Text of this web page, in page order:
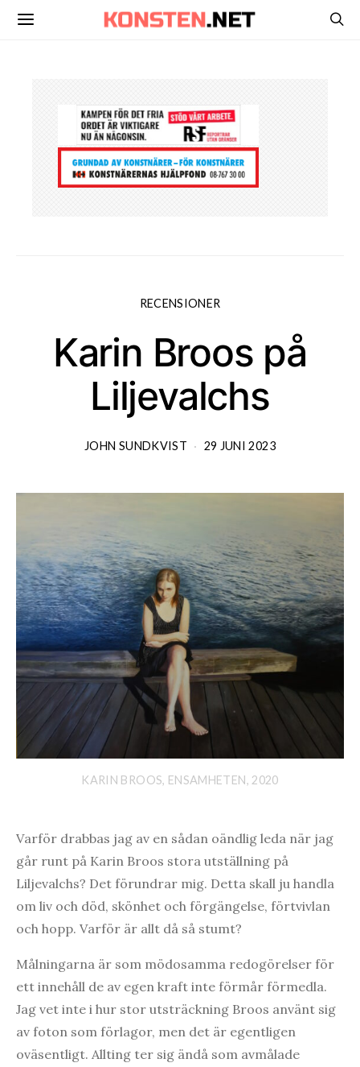
RECENSIONER
Karin Broos på
Liljevalchs
JOHN SUNDKVIST 29 JUNI 2023
KARIN BROOS, ENSAMHETEN, 2020
Varför drabbas jag av en sådan oändlig leda när jag
går runt på Karin Broos stora utställning på
Liljevalchs? Det förundrar mig. Detta skall ju handla
om liv och död, skönhet och förgängelse, förtvivlan
och hopp. Varför är allt då så stumt?
Målningarna är som mödosamma redogörelser för
ett innehåll de av egen kraft inte förmår förmedla.
Jag vet inte i hur stor utsträckning Broos använt sig
av foton som förlagor, men det är egentligen
oväsentligt. Allting ter sig ändå som avmålade